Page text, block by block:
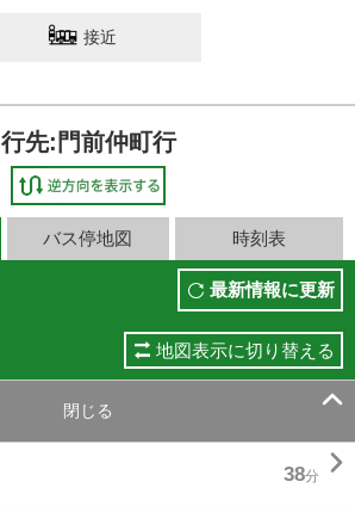
接近
行先:門前仲町行
バス停地図 時刻表
最新情報に更新
地図表示に切り替える
閉じる 
38分 